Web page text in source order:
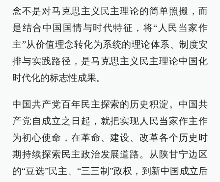
念不是对马克思主义民主理论的简单照搬，而
是结合中国国情与时代特征，将“人民当家作
主”从价值理念转化为系统的理论体系、制度安
排与实践路径，是马克思主义民主理论中国化
时代化的标志性成果。
中国共产党百年民主探索的历史积淀。中国共
产党自成立之日起，就把实现人民当家作主作
为初心使命，在革命、建设、改革各个历史时
期持续探索民主政治发展道路。从陕甘宁边区
的“豆选”民主、“三三制”政权，到新中国成立后